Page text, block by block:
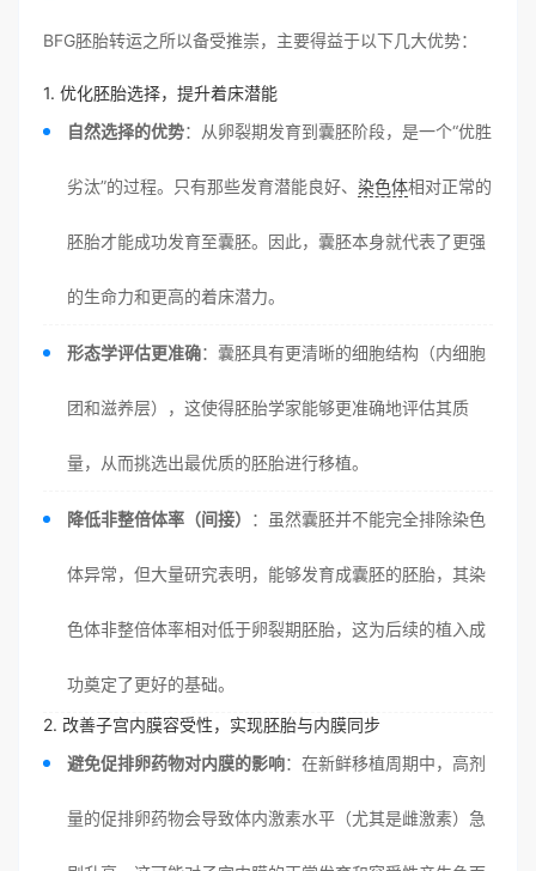
BFG胚胎转运之所以备受推崇，主要得益于以下几大优势：
1. 优化胚胎选择，提升着床潜能
自然选择的优势：从卵裂期发育到囊胚阶段，是一个“优胜
劣汰”的过程。只有那些发育潜能良好、 染色体相对正常的
胚胎才能成功发育至囊胚。因此，囊胚本身就代表了更强
的生命力和更高的着床潜力。
形态学评估更准确：囊胚具有更清晰的细胞结构（内细胞
团和滋养层），这使得胚胎学家能够更准确地评估其质
量，从而挑选出最优质的胚胎进行移植。
降低非整倍体率（间接） ：虽然囊胚并不能完全排除染色
体异常，但大量研究表明，能够发育成囊胚的胚胎，其染
色体非整倍体率相对低于卵裂期胚胎，这为后续的植入成
功奠定了更好的基础。
2. 改善子宫内膜容受性，实现胚胎与内膜同步
避免促排卵药物对内膜的影响：在新鲜移植周期中，高剂
量的促排卵药物会导致体内激素水平（尤其是雌激素）急